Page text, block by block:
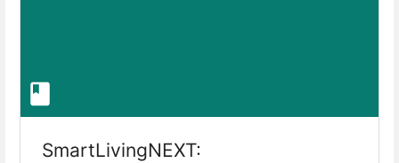
SmartLivingNEXT: